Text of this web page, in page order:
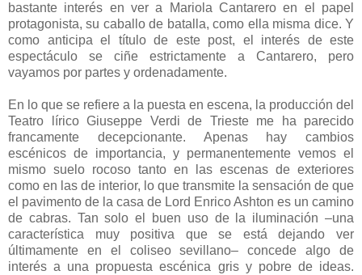
bastante interés en ver a Mariola Cantarero en el papel
protagonista, su caballo de batalla, como ella misma dice. Y
como anticipa el título de este post, el interés de este
espectáculo se ciñe estrictamente a Cantarero, pero
vayamos por partes y ordenadamente.
En lo que se refiere a la puesta en escena, la producción del
Teatro lírico Giuseppe Verdi de Trieste me ha parecido
francamente decepcionante. Apenas hay cambios
escénicos de importancia, y permanentemente vemos el
mismo suelo rocoso tanto en las escenas de exteriores
como en las de interior, lo que transmite la sensación de que
el pavimento de la casa de Lord Enrico Ashton es un camino
de cabras. Tan solo el buen uso de la iluminación –una
característica muy positiva que se está dejando ver
últimamente en el coliseo sevillano– concede algo de
interés a una propuesta escénica gris y pobre de ideas.